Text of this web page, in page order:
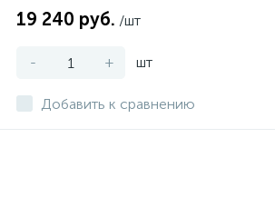
19 240 руб. /шт
- + шт
Добавить к сравнению